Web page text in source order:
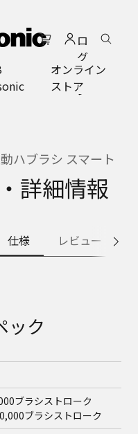
ロ
グ
イ
ン
オンライン
ストア
ハブラシ スマート
詳細情報
仕様 レビュー
ック
ブラシストローク
ブラシストローク